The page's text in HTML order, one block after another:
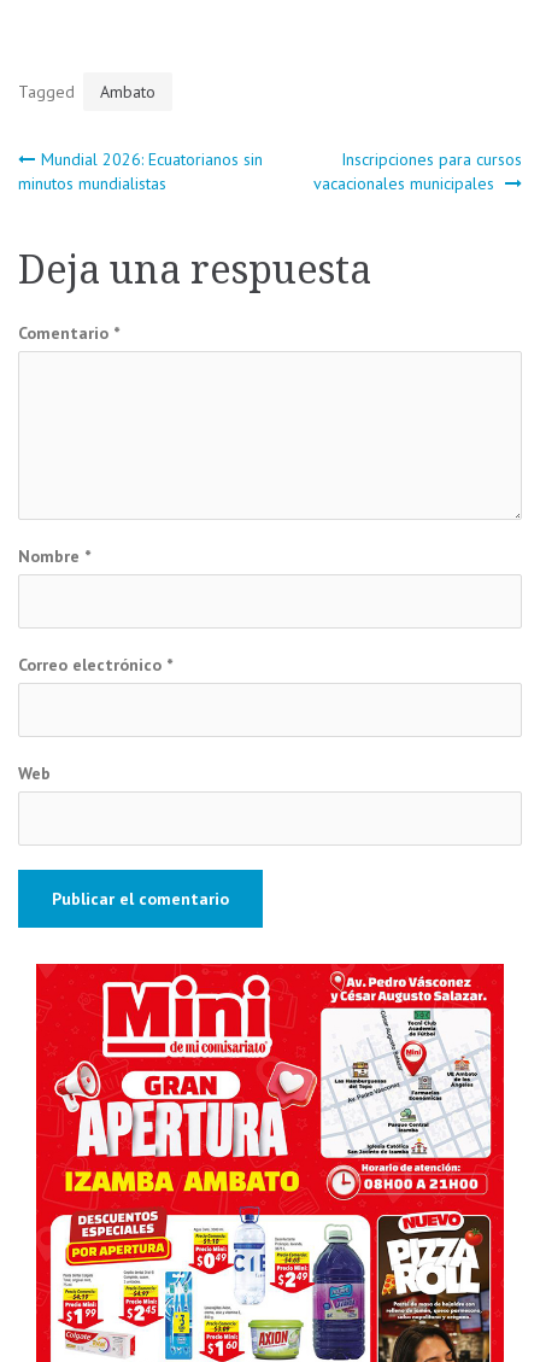
Tagged Ambato
Navegación
entradas
Mundial 2026: Ecuatorianos sin
minutos mundialistas
Inscripciones para cursos
vacacionales municipales
Deja una respuesta
Comentario *
Nombre *
Correo electrónico *
Web